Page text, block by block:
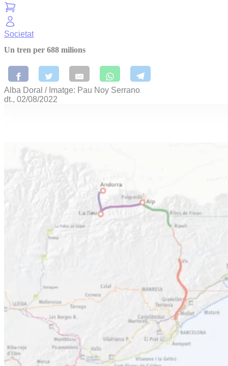
Societat
Un tren per 688 milions
Alba Doral / Imatge: Pau Noy Serrano
dt., 02/08/2022